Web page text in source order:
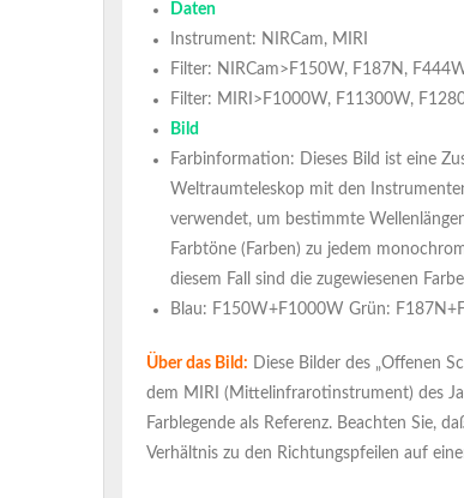
Daten
Instrument: NIRCam, MIRI
Filter: NIRCam>F150W, F187N,
Filter: MIRI>F1000W, F11300W,
Bild
Farbinformation: Dieses Bild ist eine
Weltraumteleskop mit den
verwendet, um bestimmte
Farbtöne (Farben) zu jedem
diesem Fall sind die zugewiesenen
Blau: F150W+F1000W Grün:
Über das Bild: Diese Bilder des „Offenen
dem MIRI (Mittelinfrarotinstrument) des
Farblegende als Referenz. Beachten Sie,
Verhältnis zu den Richtungspfeilen auf